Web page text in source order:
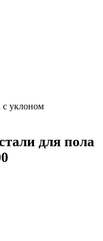
с уклоном
для пола